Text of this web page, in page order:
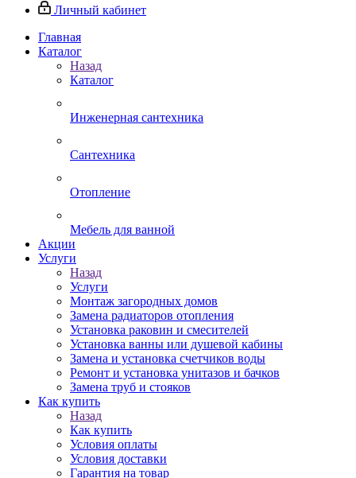
Личный кабинет
Главная
Каталог
Назад
Каталог
Инженерная сантехника
Сантехника
Отопление
Мебель для ванной
Акции
Услуги
Назад
Услуги
Монтаж загородных домов
Замена радиаторов отопления
Установка раковин и смесителей
Установка ванны или душевой кабины
Замена и установка счетчиков воды
Ремонт и установка унитазов и бачков
Замена труб и стояков
Как купить
Назад
Как купить
Условия оплаты
Условия доставки
Гарантия на товар